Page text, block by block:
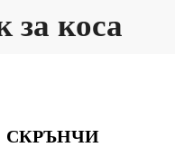
за коса
СКРЪНЧИ